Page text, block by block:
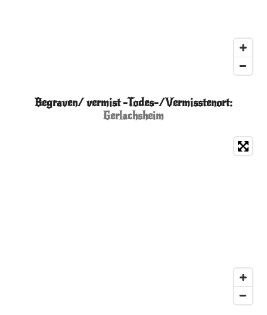
Begraven/ vermist -Todes-/Vermisstenort:
Gerlachsheim